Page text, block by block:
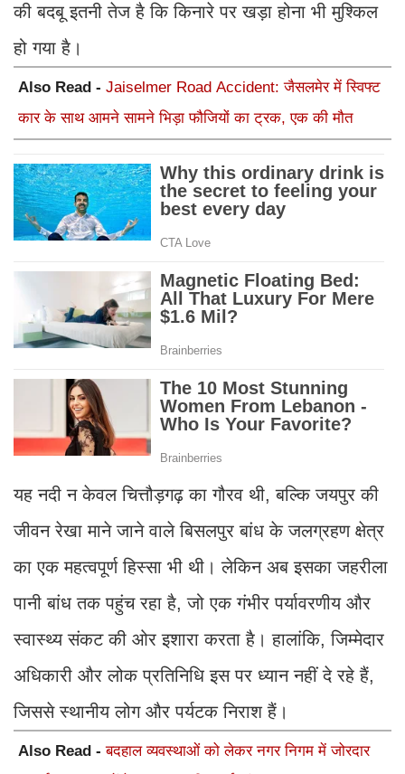
की बदबू इतनी तेज है कि किनारे पर खड़ा होना भी मुश्किल
हो गया है।
Also Read - Jaiselmer Road Accident: जैसलमेर में स्विफ्ट
कार के साथ आमने सामने भिड़ा फौजियों का ट्रक, एक की मौत
यह नदी न केवल चित्तौड़गढ़ का गौरव थी, बल्कि जयपुर की
जीवन रेखा माने जाने वाले बिसलपुर बांध के जलग्रहण क्षेत्र
का एक महत्वपूर्ण हिस्सा भी थी। लेकिन अब इसका जहरीला
पानी बांध तक पहुंच रहा है, जो एक गंभीर पर्यावरणीय और
स्वास्थ्य संकट की ओर इशारा करता है। हालांकि, जिम्मेदार
अधिकारी और लोक प्रतिनिधि इस पर ध्यान नहीं दे रहे हैं,
जिससे स्थानीय लोग और पर्यटक निराश हैं।
Also Read -बदहाल व्यवस्थाओं को लेकर नगर निगम में जोरदार